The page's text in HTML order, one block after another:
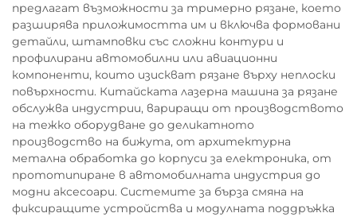
предлагат възможности за тримерно рязане, което
разширява приложимостта им и включва формовани
детайли, штамповки със сложни контури и
профилирани автомобилни или авиационни
компоненти, които изискват рязане върху неплоски
повърхности. Китайската лазерна машина за рязане
обслужва индустрии, вариращи от производството
на тежко оборудване до деликатното
производство на бижута, от архитектурна
метална обработка до корпуси за електроника, от
прототипиране в автомобилната индустрия до
модни аксесоари. Системите за бърза смяна на
фиксиращите устройства и модулната поддръжка